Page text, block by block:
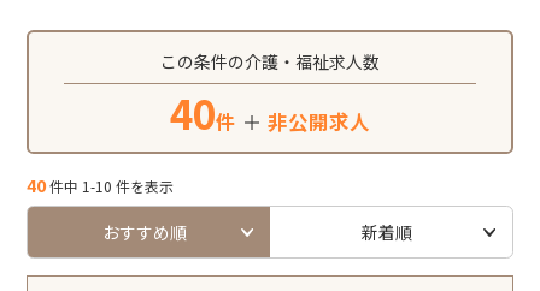
この条件の介護・福祉求人数
40件 ＋ 非公開求人
40件中 1-10 件を表示
おすすめ順 新着順